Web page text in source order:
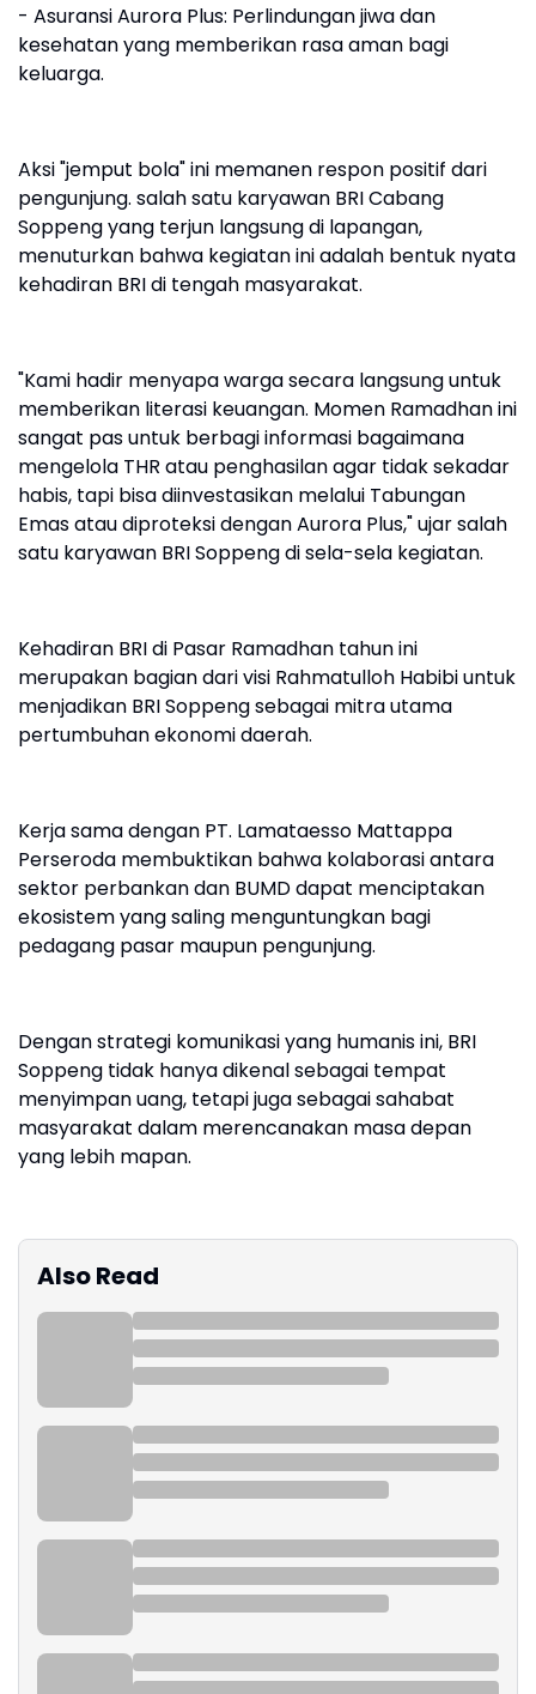
- Asuransi Aurora Plus: Perlindungan jiwa dan
kesehatan yang memberikan rasa aman bagi
keluarga.
Aksi "jemput bola" ini memanen respon positif dari
pengunjung. salah satu karyawan BRI Cabang
Soppeng yang terjun langsung di lapangan,
menuturkan bahwa kegiatan ini adalah bentuk nyata
kehadiran BRI di tengah masyarakat.
"Kami hadir menyapa warga secara langsung untuk
memberikan literasi keuangan. Momen Ramadhan ini
sangat pas untuk berbagi informasi bagaimana
mengelola THR atau penghasilan agar tidak sekadar
habis, tapi bisa diinvestasikan melalui Tabungan
Emas atau diproteksi dengan Aurora Plus," ujar salah
satu karyawan BRI Soppeng di sela-sela kegiatan.
Kehadiran BRI di Pasar Ramadhan tahun ini
merupakan bagian dari visi Rahmatulloh Habibi untuk
menjadikan BRI Soppeng sebagai mitra utama
pertumbuhan ekonomi daerah.
Kerja sama dengan PT. Lamataesso Mattappa
Perseroda membuktikan bahwa kolaborasi antara
sektor perbankan dan BUMD dapat menciptakan
ekosistem yang saling menguntungkan bagi
pedagang pasar maupun pengunjung.
Dengan strategi komunikasi yang humanis ini, BRI
Soppeng tidak hanya dikenal sebagai tempat
menyimpan uang, tetapi juga sebagai sahabat
masyarakat dalam merencanakan masa depan
yang lebih mapan.
Also Read